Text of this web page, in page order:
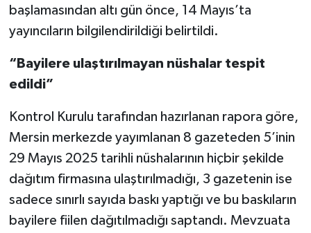
başlamasından altı gün önce, 14 Mayıs’ta
yayıncıların bilgilendirildiği belirtildi.
“Bayilere ulaştırılmayan nüshalar tespit
edildi”
Kontrol Kurulu tarafından hazırlanan rapora göre,
Mersin merkezde yayımlanan 8 gazeteden 5’inin
29 Mayıs 2025 tarihli nüshalarının hiçbir şekilde
dağıtım firmasına ulaştırılmadığı, 3 gazetenin ise
sadece sınırlı sayıda baskı yaptığı ve bu baskıların
bayilere fiilen dağıtılmadığı saptandı. Mevzuata